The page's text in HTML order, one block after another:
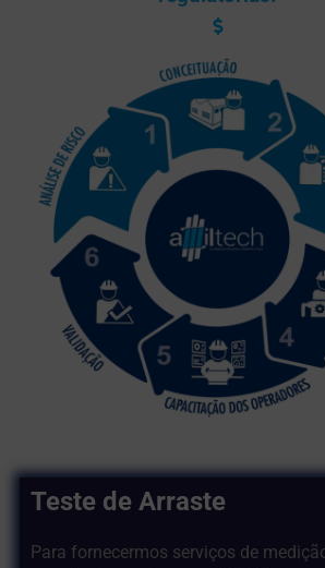
Teste de Arraste
Para fornecermos serviços de